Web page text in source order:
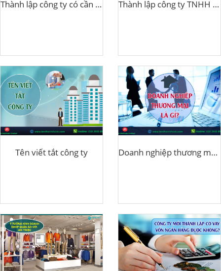
Thành lập công ty có cần bằng cấp không? Thành lập công ty TNHH 2 thành viên
Tên viết tắt công ty Doanh nghiệp thương mại là gì?